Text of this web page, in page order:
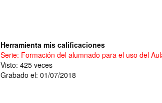
Herramienta mis calificaciones
Serie: Formación del alumnado para el uso del
Visto: 425 veces
Grabado el: 01/07/2018